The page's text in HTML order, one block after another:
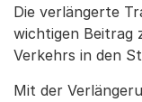
Die verlängerte
wichtigen Beitrag
Verkehrs in den
Mit der